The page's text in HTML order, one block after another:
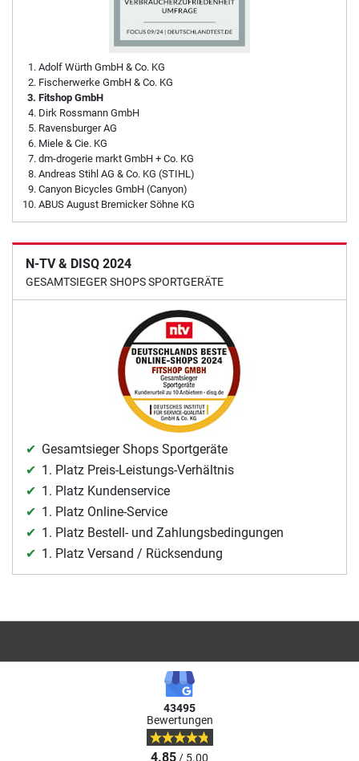
Adolf Würth GmbH & Co. KG
Fischerwerke GmbH & Co. KG
Fitshop GmbH
Dirk Rossmann GmbH
Ravensburger AG
Miele & Cie. KG
dm-drogerie markt GmbH + Co. KG
Andreas Stihl AG & Co. KG (STIHL)
Canyon Bicycles GmbH (Canyon)
ABUS August Bremicker Söhne KG
N-TV & DISQ 2024
GESAMTSIEGER SHOPS SPORTGERÄTE
Gesamtsieger Shops Sportgeräte
1. Platz Preis-Leistungs-Verhältnis
1. Platz Kundenservice
1. Platz Online-Service
1. Platz Bestell- und Zahlungsbedingungen
1. Platz Versand / Rücksendung
43495
Bewertungen
4.85/ 5.00